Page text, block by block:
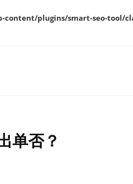
plugins/smart-seo-tool/
单否？